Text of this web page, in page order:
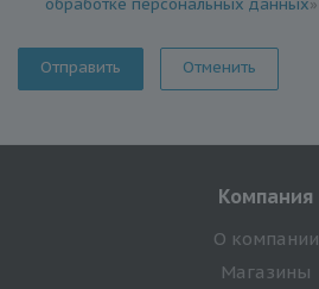
Отменить
Компания
О компании
Магазины